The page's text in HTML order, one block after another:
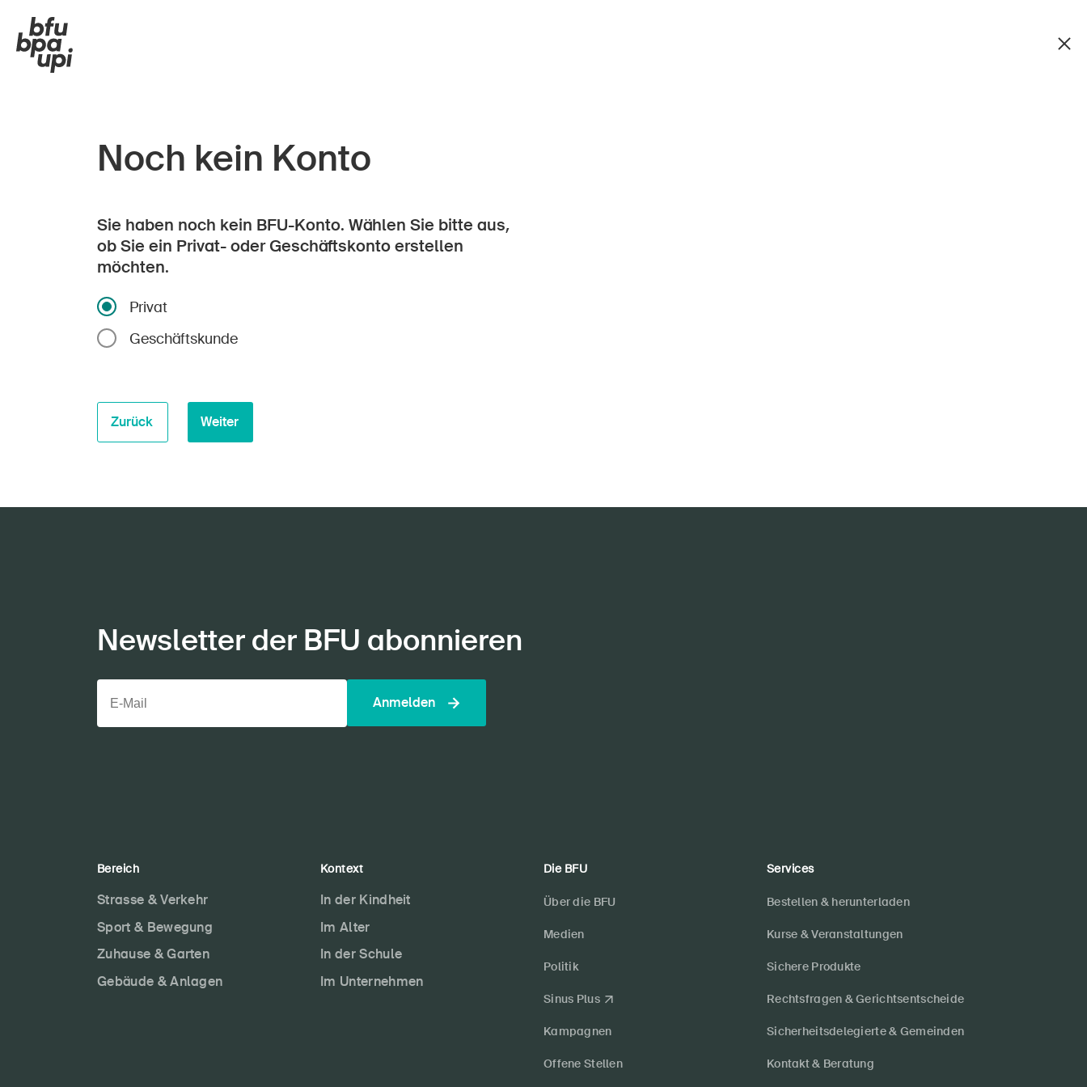
Noch kein Konto
Sie haben noch kein BFU-Konto. Wählen Sie bitte aus,
ob Sie ein Privat- oder Geschäftskonto erstellen
möchten.
Privat
Geschäftskunde
Zurück Weiter
Newsletter der BFU abonnieren
Anmelden
Bereich
Strasse & Verkehr
Sport & Bewegung
Zuhause & Garten
Gebäude & Anlagen
Kontext
In der Kindheit
Im Alter
In der Schule
Im Unternehmen
Die BFU
Über die BFU
Medien
Politik
Sinus Plus
Kampagnen
Offene Stellen
Services
Bestellen & herunterladen
Kurse & Veranstaltungen
Sichere Produkte
Rechtsfragen & Gerichtsentscheide
Sicherheitsdelegierte & Gemeinden
Kontakt & Beratung